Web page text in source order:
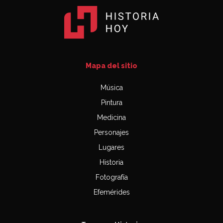
Mapa del sitio
Música
Pintura
Medicina
Personajes
Lugares
Historia
Fotografía
Efemérides